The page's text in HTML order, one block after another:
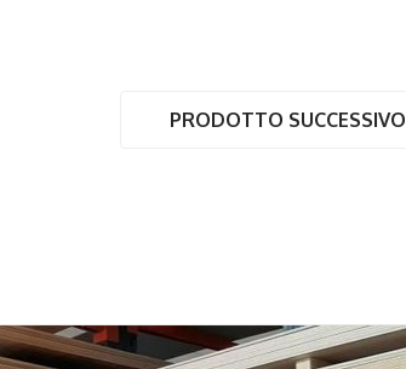
PRODOTTO SUCCESSIVO